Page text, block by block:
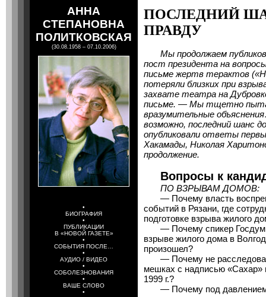
АННА
СТЕПАНОВНА
ПОЛИТКОВСКАЯ
(30.08.1958 – 07.10.2006)
•
БИОГРАФИЯ
•
ПУБЛИКАЦИИ
В «НОВОЙ ГАЗЕТЕ»
•
СОБЫТИЯ ПОСЛЕ…
•
АУДИО / ВИДЕО
•
СОБОЛЕЗНОВАНИЯ
•
ВАШЕ СЛОВО
•
ПОСЛЕДНИЙ
ПРАВДУ
Мы продолжаем
пост президента на
письме жертв терактов
потеряли близких при
захвате театра на
письме. — Мы тщетно
вразумительные
возможно, последний шанс
опубликовали ответы
Хакамады, Николая
продолжение.
Вопросы к
ПО ВЗРЫВАМ ДОМОВ:
— Почему власть
событий в Рязани, где
подготовке взрыва жилого
— Почему спикер Госдумы
взрыве жилого дома в
произошел?
— Почему не
мешках с надписью «Сахар»
1999 г.?
— Почему под давлением